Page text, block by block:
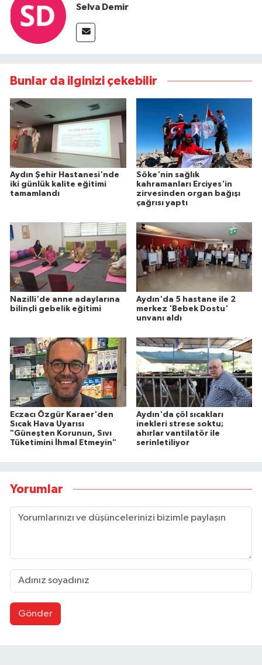
Selva Demir
Bunlar da ilginizi çekebilir
Aydın Şehir Hastanesi'nde
iki günlük kalite eğitimi
tamamlandı
Söke'nin sağlık
kahramanları Erciyes'in
zirvesinden organ bağışı
çağrısı yaptı
Nazilli'de anne adaylarına
bilinçli gebelik eğitimi
Aydın'da 5 hastane ile 2
merkez 'Bebek Dostu'
unvanı aldı
Eczacı Özgür Karaer'den
Sıcak Hava Uyarısı
"Güneşten Korunun, Sıvı
Tüketimini İhmal Etmeyin"
Aydın'da çöl sıcakları
inekleri strese soktu;
ahırlar vantilatör ile
serinletiliyor
Yorumlar
Gönder